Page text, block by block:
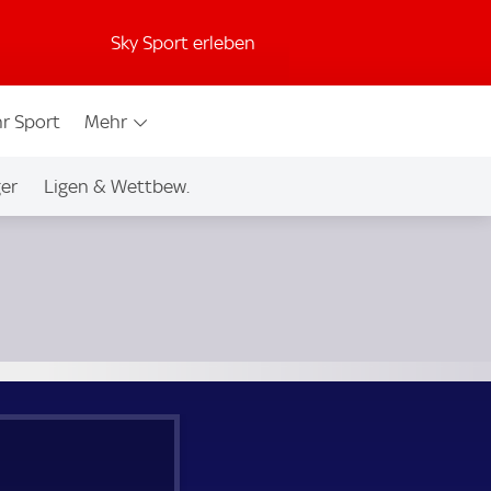
Sky Sport erleben
Sport Mehr
Ligen & Wettbew.